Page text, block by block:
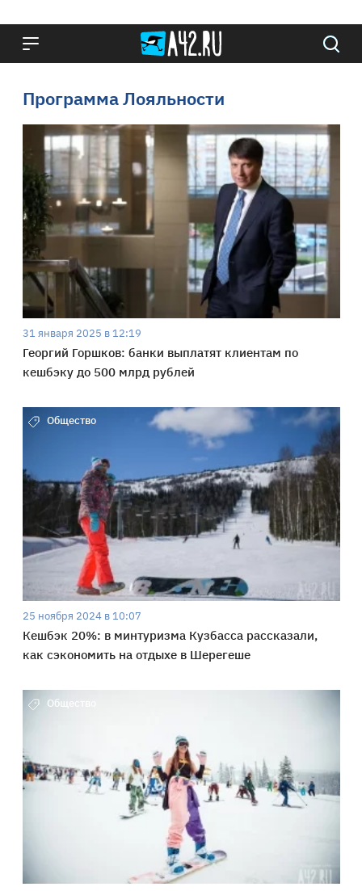
Программа Лояльности
31 января 2025 в 12:19
Георгий Горшков: банки выплатят клиентам по
кешбэку до 500 млрд рублей
Общество
25 ноября 2024 в 10:07
Кешбэк 20%: в минтуризма Кузбасса рассказали,
как сэкономить на отдыхе в Шерегеше
Общество